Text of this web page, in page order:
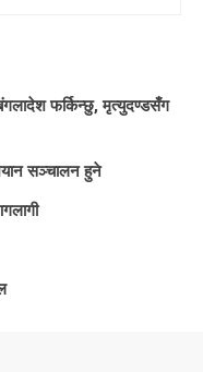
फर्किन्छु, मृत्युदण्डसँग
सञ्चालन हुने